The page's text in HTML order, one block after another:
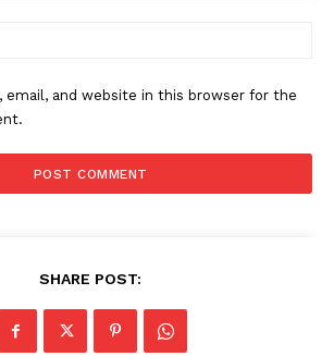
email, and website in this browser for the
SHARE POST: